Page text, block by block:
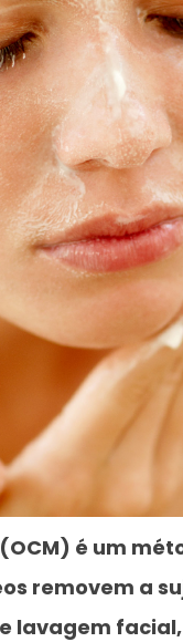
é um
removem a
lavagem